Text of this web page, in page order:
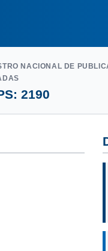
NACIONAL DE
2190